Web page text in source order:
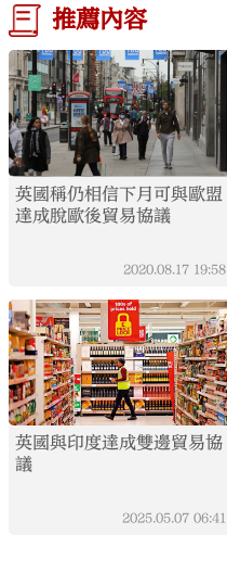
推薦內容
英國稱仍相信下月可與歐盟
達成脫歐後貿易協議
2020.08.17 19:58
英國與印度達成雙邊貿易協
議
2025.05.07 06:41